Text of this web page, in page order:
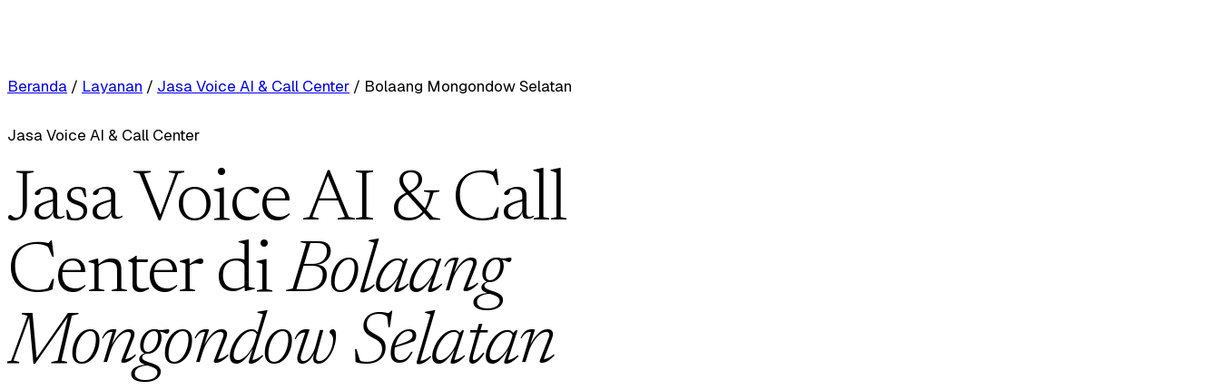
Beranda / Layanan / Jasa Voice AI & Call Center / Bolaang Mongondow Selatan
Jasa Voice AI & Call Center
Jasa Voice AI & Call
Center diBolaang
Mongondow Selatan